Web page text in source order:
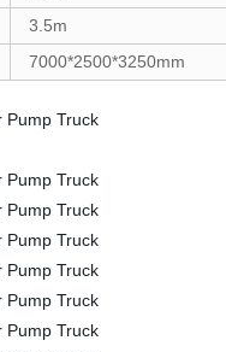
3.5m
7000*2500*3250mm